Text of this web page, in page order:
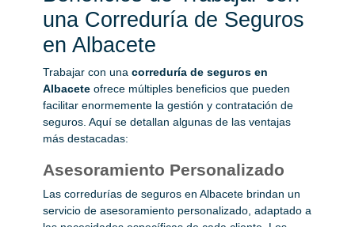
una Correduría de Seguros
en Albacete
Trabajar con una correduría de seguros en
Albacete ofrece múltiples beneficios que pueden
facilitar enormemente la gestión y contratación de
seguros. Aquí se detallan algunas de las ventajas
más destacadas:
Asesoramiento Personalizado
Las corredurías de seguros en Albacete brindan un
servicio de asesoramiento personalizado, adaptado a